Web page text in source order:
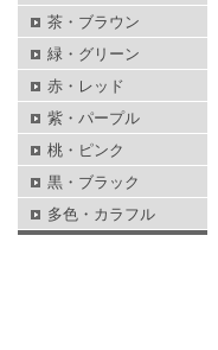
茶・ブラウン
緑・グリーン
赤・レッド
紫・パープル
桃・ピンク
黒・ブラック
多色・カラフル